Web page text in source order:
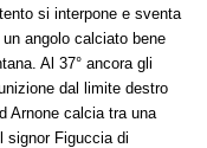
si interpone e sventa
angolo calciato bene
Al 37° ancora gli
dal limite destro
Arnone calcia tra una
signor Figuccia di